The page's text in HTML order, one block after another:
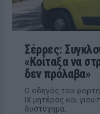
Σέρρες:
«Κοίταξα να
δεν πρόλαβα»
Ο οδηγός του
ΙΧ μητέρας και
δυστύχημα.